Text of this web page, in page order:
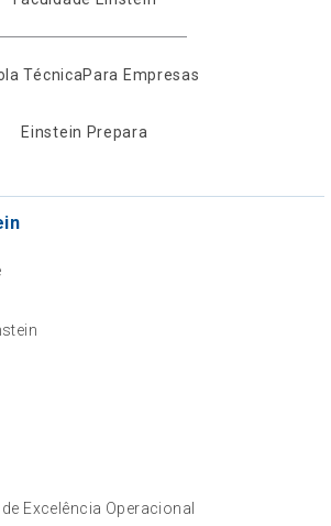
TécnicaPara Empresas
Einstein Prepara
Excelência Operacional